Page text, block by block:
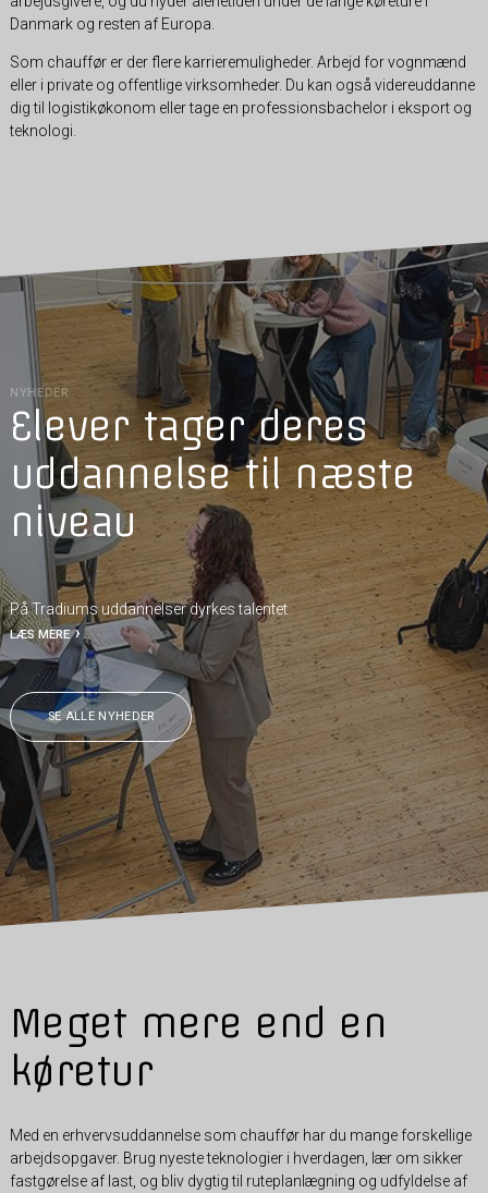
Danmark og resten af Europa.
Som chauffør er der flere karrieremuligheder. Arbejd for vognmænd
eller i private og offentlige virksomheder. Du kan også videreuddanne
dig til logistikøkonom eller tage en professionsbachelor i eksport og
teknologi.
NYHEDER
Elever tager deres
uddannelse til næste
niveau
På Tradiums uddannelser dyrkes talentet
LÆS MERE
SE ALLE NYHEDER
Meget mere end en
køretur
Med en erhvervsuddannelse som chauffør har du mange forskellige
arbejdsopgaver. Brug nyeste teknologier i hverdagen, lær om sikker
fastgørelse af last, og bliv dygtig til ruteplanlægning og udfyldelse af